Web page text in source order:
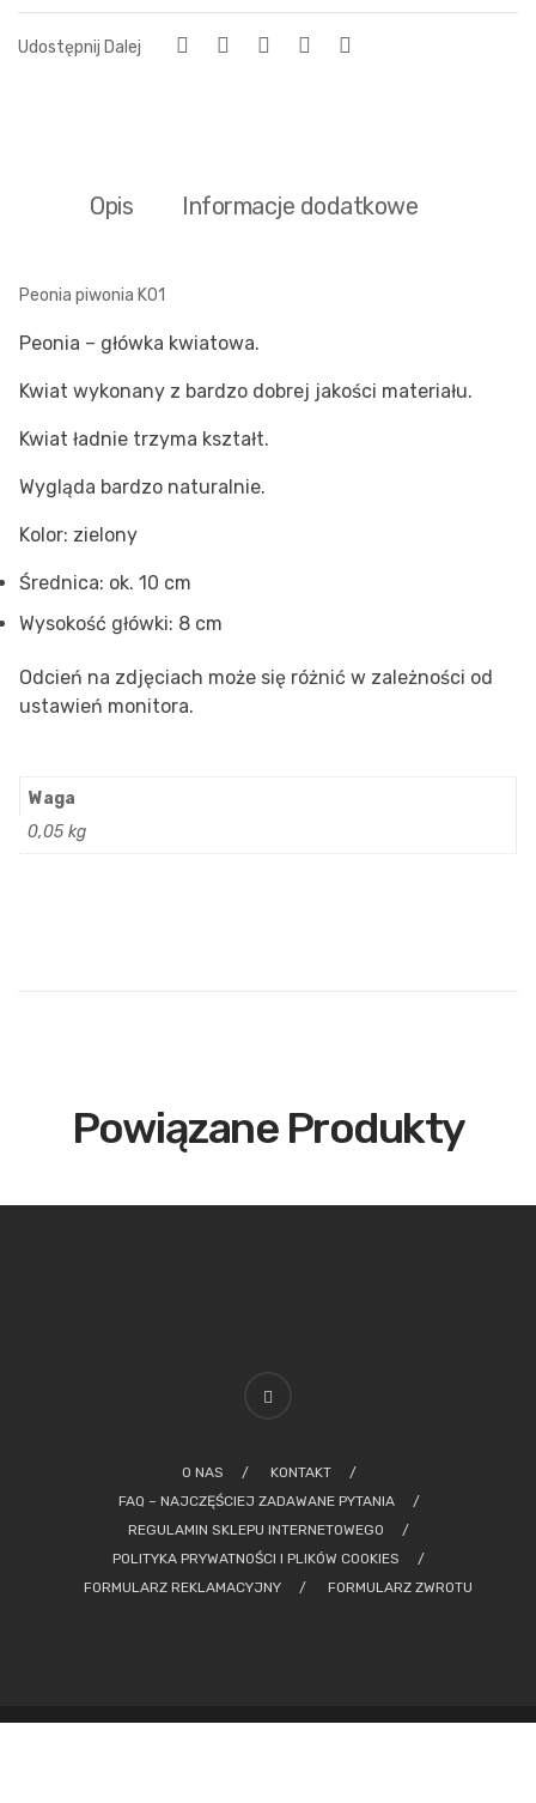
Udostępnij Dalej
Opis Informacje dodatkowe
Peonia piwonia K01
Peonia – główka kwiatowa.
Kwiat wykonany z bardzo dobrej jakości materiału.
Kwiat ładnie trzyma kształt.
Wygląda bardzo naturalnie.
Kolor: zielony
Średnica: ok. 10 cm
Wysokość główki: 8 cm
Odcień na zdjęciach może się różnić w zależności od
ustawień monitora.
Waga
0,05 kg
Powiązane Produkty
O NAS
KONTAKT
FAQ – NAJCZĘŚCIEJ ZADAWANE PYTANIA
REGULAMIN SKLEPU INTERNETOWEGO
POLITYKA PRYWATNOŚCI I PLIKÓW COOKIES
FORMULARZ REKLAMACYJNY
FORMULARZ ZWROTU